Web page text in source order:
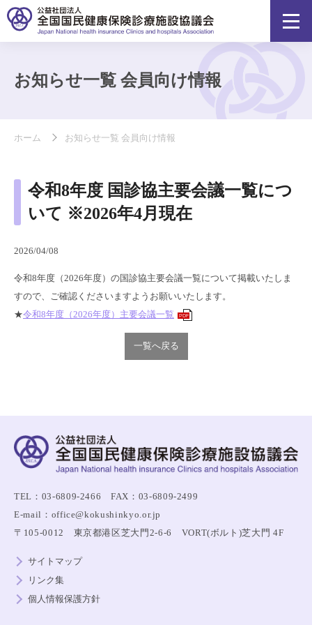
お知らせ一覧 会員向け情報
ホーム お知らせ一覧 会員向け情報
令和8年度 国診協主要会議一覧につ
いて ※2026年4月現在
2026/04/08
令和8年度（2026年度）の国診協主要会議一覧について掲載いたしま
すので、ご確認くださいますようお願いいたします。
★令和8年度（2026年度）主要会議一覧 PDF
一覧へ戻る
TEL：03-6809-2466 FAX：03-6809-2499
E-mail：office@kokushinkyo.or.jp
〒105-0012 東京都港区芝大門2-6-6 VORT(ボルト)芝大門 4F
サイトマップ
リンク集
個人情報保護方針